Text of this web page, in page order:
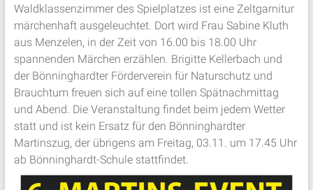
Waldklassenzimmer des Spielplatzes ist eine Zeltgarnitur
märchenhaft ausgeleuchtet. Dort wird Frau Sabine Kluth
aus Menzelen, in der Zeit von 16.00 bis 18.00 Uhr
spannenden Märchen erzählen. Brigitte Kellerbach und
der Bönninghardter Förderverein für Naturschutz und
Brauchtum freuen sich auf eine tollen Spätnachmittag
und Abend. Die Veranstaltung findet beim jedem Wetter
statt und ist kein Ersatz für den Bönninghardter
Martinszug, der übrigens am Freitag, 03.11. um 17.45 Uhr
ab Bönninghardt-Schule stattfindet.